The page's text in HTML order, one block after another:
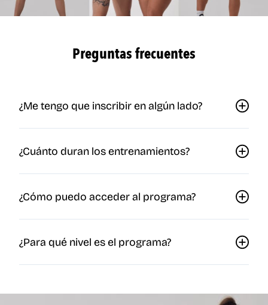
Preguntas frecuentes
¿Me tengo que inscribir en algún lado?
¿Cuánto duran los entrenamientos?
¿Cómo puedo acceder al programa?
¿Para qué nivel es el programa?